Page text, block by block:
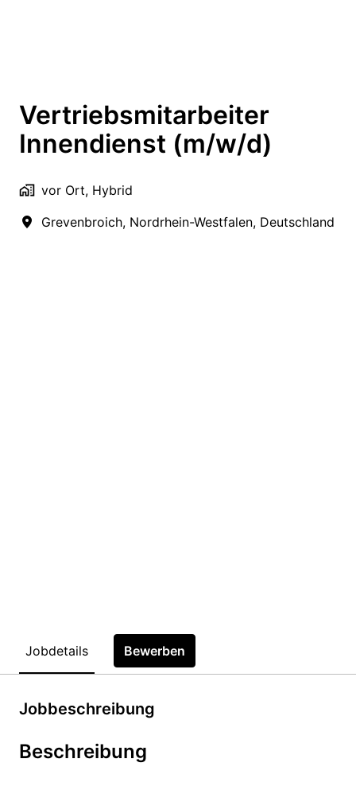
Vertriebsmitarbeiter
Innendienst (m/w/d)
vor Ort, Hybrid
Grevenbroich, Nordrhein-Westfalen, Deutschland
Jobdetails Bewerben
Jobbeschreibung
Beschreibung